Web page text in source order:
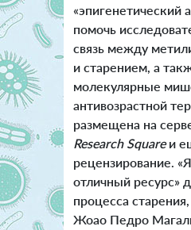
«эпигенетический
помочь
связь между
и старением, а
молекулярные
антивозрастной
размещена на
Research Squareи
рецензирование.
отличный ресурс»
процесса
Жоао Педро